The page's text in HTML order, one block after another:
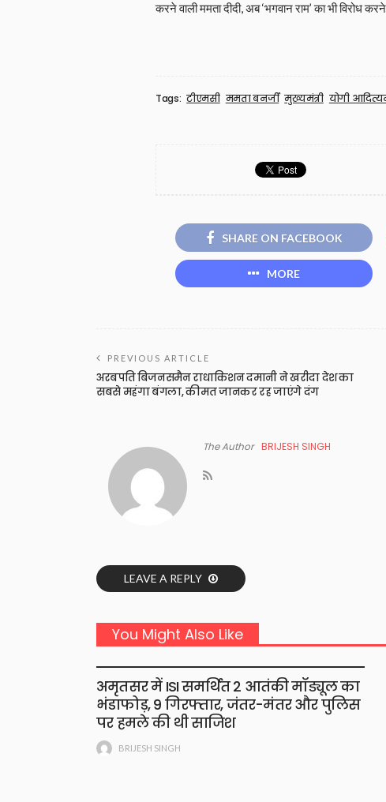
करने वाली ममता दीदी, अब ‘भगवान राम’ का भी विरोध
Tags: टीएमसी ममता बनर्जी मुख्यमंत्री योगी
SHARE ON FACEBOOK
MORE
PREVIOUS ARTICLE
अरबपति बिजनसमैन राधाकिशन दमानी ने खरीदा देश का
सबसे महंगा बंगला, कीमत जानकर रह जाएंगे दंग
The Author BRIJESH SINGH
LEAVE A REPLY
You Might Also Like
अमृतसर में ISI समर्थित 2 आतंकी मॉड्यूल का
भंडाफोड़, 9 गिरफ्तार, जंतर-मंतर और पुलिस
पर हमले की थी साजिश
BRIJESH SINGH